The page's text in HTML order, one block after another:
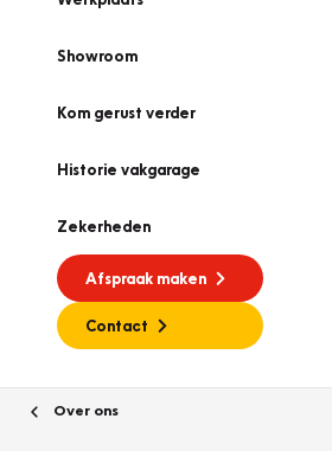
Showroom
Kom gerust verder
Historie vakgarage
Zekerheden
Afspraak maken
Contact
Over ons